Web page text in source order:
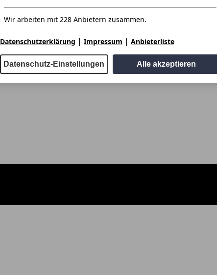
Wir arbeiten mit 228 Anbietern zusammen.
Datenschutzerklärung | Impressum | Anbieterliste
Datenschutz-Einstellungen Alle akzeptieren